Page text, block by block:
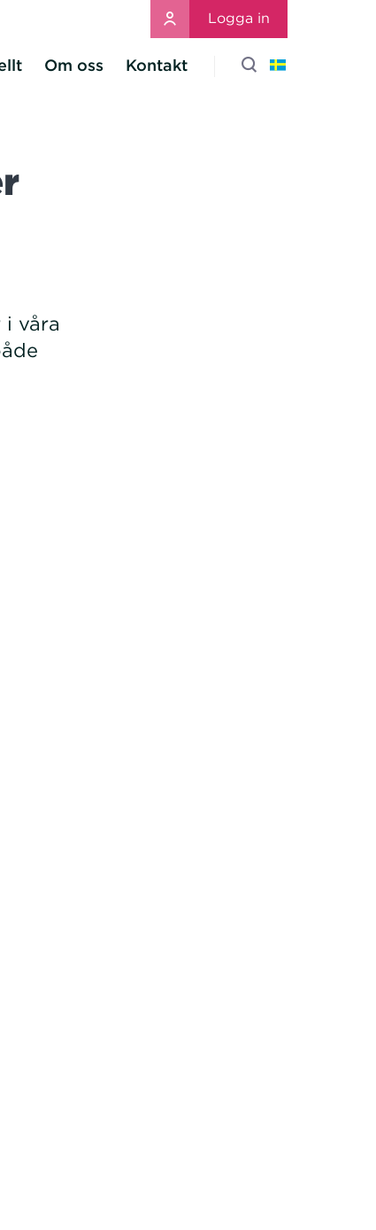
Logga in
Om oss Kontakt
våra